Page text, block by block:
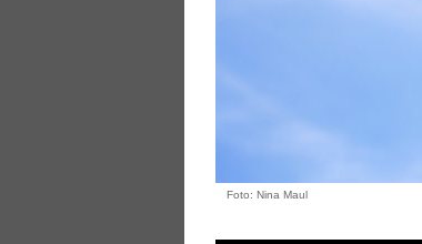
Foto: Nina Maul